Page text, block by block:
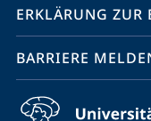
ERKLÄRUNG ZUR
BARRIERE